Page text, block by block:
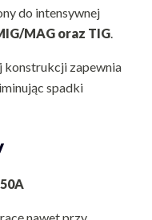
do intensywnej
MAG oraz TIG
konstrukcji zapewnia
spadki
nawet przy